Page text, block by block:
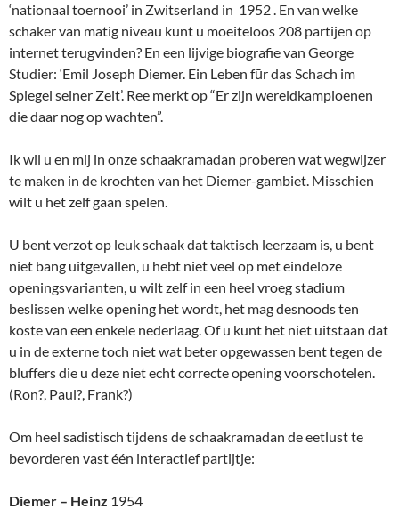
‘nationaal toernooi’ in Zwitserland in 1952 . En van welke
schaker van matig niveau kunt u moeiteloos 208 partijen op
internet terugvinden? En een lijvige biografie van George
Studier: ‘Emil Joseph Diemer. Ein Leben fūr das Schach im
Spiegel seiner Zeit’. Ree merkt op “Er zijn wereldkampioenen
die daar nog op wachten”.
Ik wil u en mij in onze schaakramadan proberen wat wegwijzer
te maken in de krochten van het Diemer-gambiet. Misschien
wilt u het zelf gaan spelen.
U bent verzot op leuk schaak dat taktisch leerzaam is, u bent
niet bang uitgevallen, u hebt niet veel op met eindeloze
openingsvarianten, u wilt zelf in een heel vroeg stadium
beslissen welke opening het wordt, het mag desnoods ten
koste van een enkele nederlaag. Of u kunt het niet uitstaan dat
u in de externe toch niet wat beter opgewassen bent tegen de
bluffers die u deze niet echt correcte opening voorschotelen.
(Ron?, Paul?, Frank?)
Om heel sadistisch tijdens de schaakramadan de eetlust te
bevorderen vast één interactief partijtje:
Diemer – Heinz 1954